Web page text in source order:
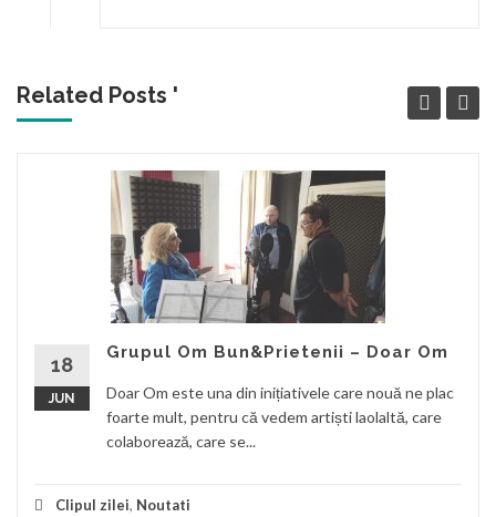
Related Posts '
18
JUN
Grupul Om Bun&Prietenii – Doar Om
Doar Om este una din inițiativele care nouă ne plac
foarte mult, pentru că vedem artiști laolaltă, care
colaborează, care se...
Clipul zilei, Noutati